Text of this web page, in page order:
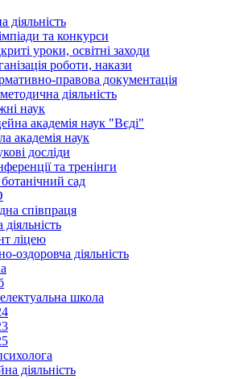
діяльність
та конкурси
уроки, освітні заходи
роботи, накази
правова документація
діяльність
наук
академія наук "Вєді"
академія наук
досліди
та тренінги
сад
співпраця
ліцею
оздоровча діяльність
школа
діяльність